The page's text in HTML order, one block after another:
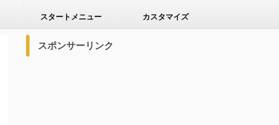
スタートメニュー カスタマイズ
スポンサーリンク